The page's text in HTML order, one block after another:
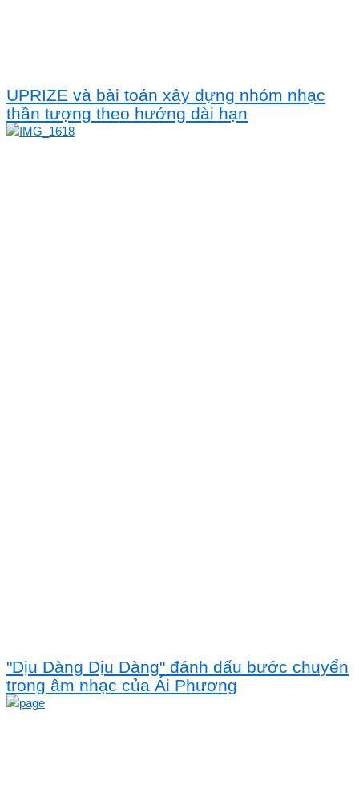
UPRIZE và bài toán xây dựng nhóm nhạc
thần tượng theo hướng dài hạn
"Dịu Dàng Dịu Dàng" đánh dấu bước chuyển
trong âm nhạc của Ái Phương